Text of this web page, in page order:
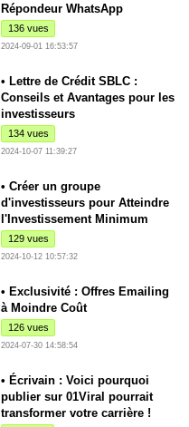
Répondeur WhatsApp
136 vues
2024-09-01 16:53:57
• Lettre de Crédit SBLC :
Conseils et Avantages pour les
investisseurs
134 vues
2024-10-07 11:39:27
• Créer un groupe
d'investisseurs pour Atteindre
l'Investissement Minimum
129 vues
2024-10-12 10:57:32
• Exclusivité : Offres Emailing
à Moindre Coût
126 vues
2024-07-30 14:58:54
• Écrivain : Voici pourquoi
publier sur 01Viral pourrait
transformer votre carrière !